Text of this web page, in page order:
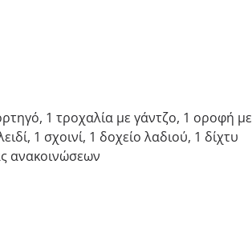
1 τροχαλία με γάντζο, 1 οροφή με
1 σχοινί, 1 δοχείο λαδιού, 1 δίχτυ
ανακοινώσεων